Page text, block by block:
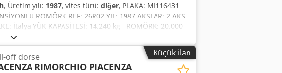
, Üretim yılı: 1987, vites türü: diğer, PLAKA: MI116431
ROMÖRK REF: 26R02 YIL: 1987 AKSLAR: 2 AKS
İtalya YÜK KAPASİTESİ: 14.240 kg - ROMÖRK: 20.000
MODELİ: AGAZZI ADR: Evet YOL UYUMLULUĞU
7,00 m + 0,20 m SÜSPANSİYON: Yaylı
- Elektrikli-hidrolik kontrol ünitesi
%20 (değiştirilmesi gerekiyor) FİYAT: 2.900,00 € +
Küçük ilan
off dorse
RIMORCHIO PIACENZA